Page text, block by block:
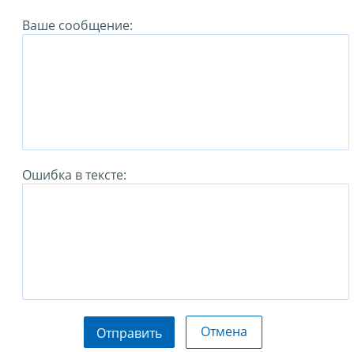
Ваше сообщение:
Ошибка в тексте:
Отправить Отмена